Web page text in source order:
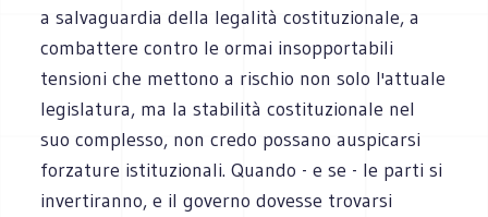
a salvaguardia della legalità costituzionale, a
combattere contro le ormai insopportabili
tensioni che mettono a rischio non solo l'attuale
legislatura, ma la stabilità costituzionale nel
suo complesso, non credo possano auspicarsi
forzature istituzionali. Quando - e se - le parti si
invertiranno, e il governo dovesse trovarsi